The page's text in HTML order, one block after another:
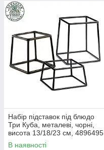
Набір підставок під блюдо
Три Куба, металеві, чорні,
висота 13/18/23 см, 4896495
В наявності